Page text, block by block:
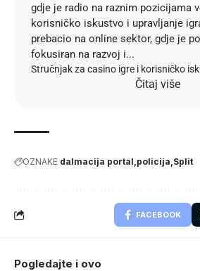
gdje je radio na raznim pozicijama
korisničko iskustvo i upravljanje
prebacio na online sektor, gdje je
fokusiran na razvoj i...
Stručnjak za casino igre i korisničko
Čitaj više
OZNAKE dalmacija portal policija Split
FACEBOOK
Pogledajte i ovo